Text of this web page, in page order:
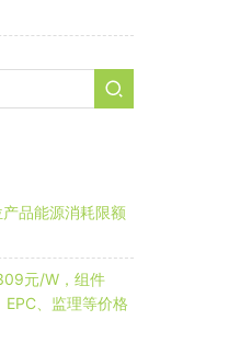
品能源消耗限额
元/W，组件
、监理等价格